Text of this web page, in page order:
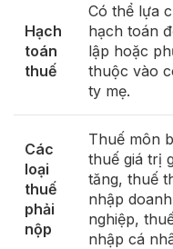
Hạch
toán
thuế
Có thể lựa
hạch toán
lập hoặc
thuộc vào
ty mẹ.
Các
loại
thuế
phải
nộp
Thuế môn
thuế giá trị
tăng, thuế
nhập doanh
nghiệp,
nhập cá